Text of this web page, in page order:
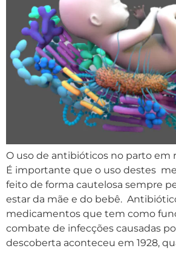
O uso de antibióticos no parto em
É importante que o uso destes
feito de forma cautelosa sempre
estar da mãe e do bebê.
medicamentos que tem como
combate de infecções causadas
descoberta aconteceu em 1928,